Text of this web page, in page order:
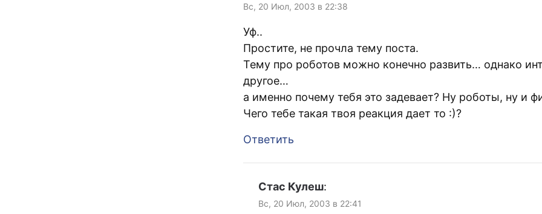
Вс, 20 Июл, 2003 в 22:38
Уф..
Простите, не прочла тему поста.
Тему про роботов можно конечно развить… однако
другое…
а именно почему тебя это задевает? Ну роботы, ну и
Чего тебе такая твоя реакция дает то :)?
Ответить
Стас Кулеш:
Вс, 20 Июл, 2003 в 22:41